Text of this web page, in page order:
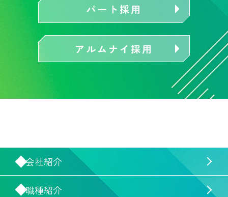
パート採用
アルムナイ採用
会社紹介
職種紹介